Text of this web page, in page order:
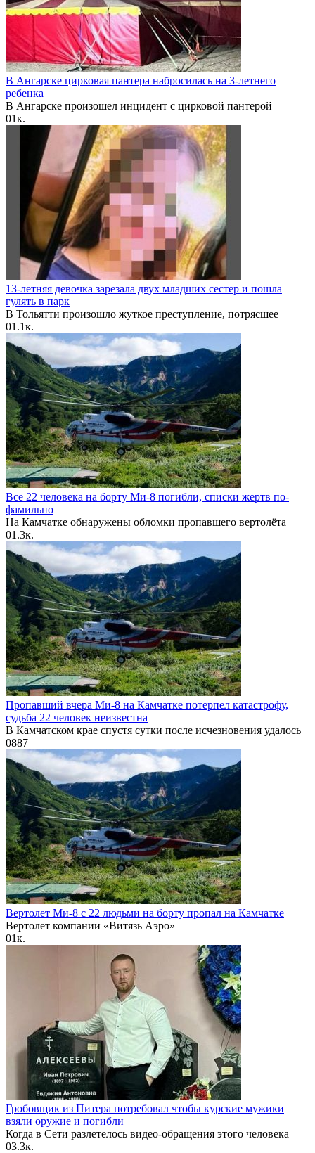
В Ангарске цирковая пантера набросилась на 3-летнего
ребенка
В Ангарске произошел инцидент с цирковой пантерой
01к.
13-летняя девочка зарезала двух младших сестер и пошла
гулять в парк
В Тольятти произошло жуткое преступление, потрясшее
01.1к.
Все 22 человека на борту Ми-8 погибли, списки жертв по-
фамильно
На Камчатке обнаружены обломки пропавшего вертолёта
01.3к.
Пропавший вчера Ми-8 на Камчатке потерпел катастрофу,
судьба 22 человек неизвестна
В Камчатском крае спустя сутки после исчезновения удалось
0887
Вертолет Ми-8 с 22 людьми на борту пропал на Камчатке
Вертолет компании «Витязь Аэро»
01к.
Гробовщик из Питера потребовал чтобы курские мужики
взяли оружие и погибли
Когда в Сети разлетелось видео-обращения этого человека
03.3к.